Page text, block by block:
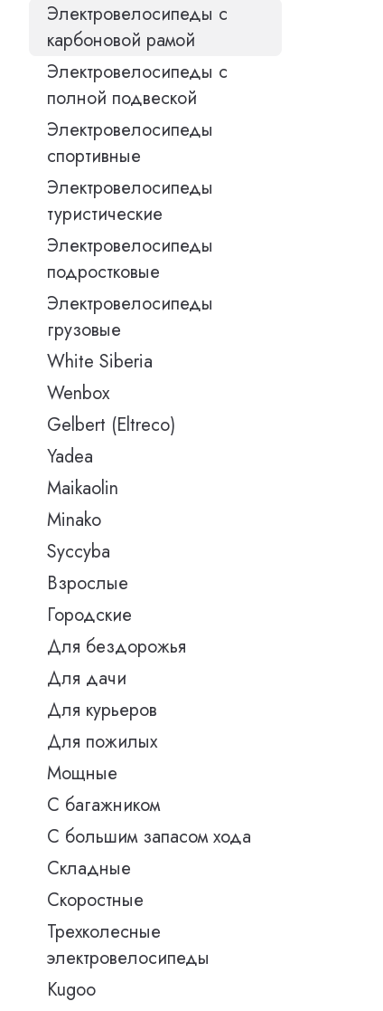
Электровелосипеды с
карбоновой рамой
Электровелосипеды с
полной подвеской
Электровелосипеды
спортивные
Электровелосипеды
туристические
Электровелосипеды
подростковые
Электровелосипеды
грузовые
White Siberia
Wenbox
Gelbert (Eltreco)
Yadea
Maikaolin
Minako
Syccyba
Взрослые
Городские
Для бездорожья
Для дачи
Для курьеров
Для пожилых
Мощные
С багажником
С большим запасом хода
Складные
Скоростные
Трехколесные
электровелосипеды
Kugoo